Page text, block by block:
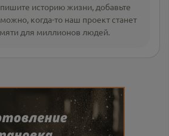
историю жизни, добавьте
когда-то наш проект станет
для миллионов людей.